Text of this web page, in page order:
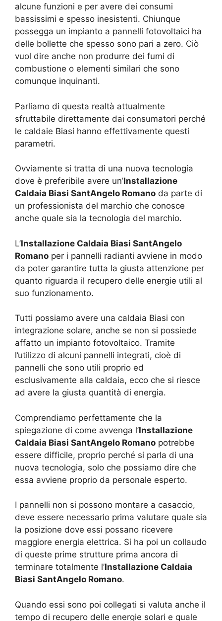
alcune funzioni e per avere dei consumi
bassissimi e spesso inesistenti. Chiunque
possegga un impianto a pannelli fotovoltaici ha
delle bollette che spesso sono pari a zero. Ciò
vuol dire anche non produrre dei fumi di
combustione o elementi similari che sono
comunque inquinanti.
Parliamo di questa realtà attualmente
sfruttabile direttamente dai consumatori perché
le caldaie Biasi hanno effettivamente questi
parametri.
Ovviamente si tratta di una nuova tecnologia
dove è preferibile avere un’Installazione
Caldaia Biasi SantAngelo Romano da parte di
un professionista del marchio che conosce
anche quale sia la tecnologia del marchio.
L’Installazione Caldaia Biasi SantAngelo
Romano per i pannelli radianti avviene in modo
da poter garantire tutta la giusta attenzione per
quanto riguarda il recupero delle energie utili al
suo funzionamento.
Tutti possiamo avere una caldaia Biasi con
integrazione solare, anche se non si possiede
affatto un impianto fotovoltaico. Tramite
l’utilizzo di alcuni pannelli integrati, cioè di
pannelli che sono utili proprio ed
esclusivamente alla caldaia, ecco che si riesce
ad avere la giusta quantità di energia.
Comprendiamo perfettamente che la
spiegazione di come avvenga l’Installazione
Caldaia Biasi SantAngelo Romano potrebbe
essere difficile, proprio perché si parla di una
nuova tecnologia, solo che possiamo dire che
essa avviene proprio da personale esperto.
I pannelli non si possono montare a casaccio,
deve essere necessario prima valutare quale sia
la posizione dove essi possano ricevere
maggiore energia elettrica. Si ha poi un collaudo
di queste prime strutture prima ancora di
terminare totalmente l’Installazione Caldaia
Biasi SantAngelo Romano.
Quando essi sono poi collegati si valuta anche il
tempo di recupero delle energie solari e quale